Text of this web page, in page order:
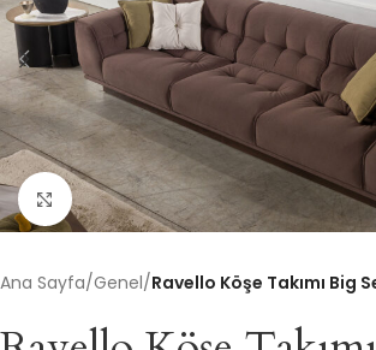
Büyütmek için tıklayın
Ana Sayfa Genel Ravello Köşe Takımı Big